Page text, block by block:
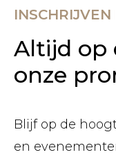
Altijd op
onze
Blijf op de
en